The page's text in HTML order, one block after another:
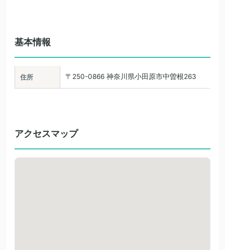
基本情報
住所 〒250-0866 神奈川県小田原市中曽根263
アクセスマップ